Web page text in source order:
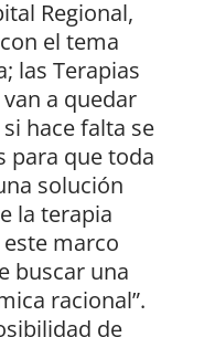
Regional,
el tema
las Terapias
a quedar
hace falta se
para que toda
solución
la terapia
este marco
buscar una
racional”.
de